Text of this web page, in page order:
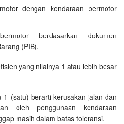
dengan kendaraan bermotor
berdasarkan dokumen
(PIB).
yang nilainya 1 atau lebih besar
1 (satu) berarti kerusakan jalan dan
oleh penggunaan kendaraan
masih dalam batas toleransi.